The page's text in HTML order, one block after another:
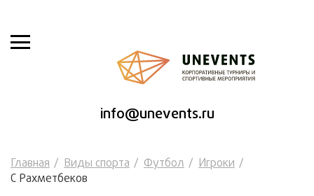
info@unevents.ru
Главная Виды спорта Футбол
Игроки
С Рахметбеков